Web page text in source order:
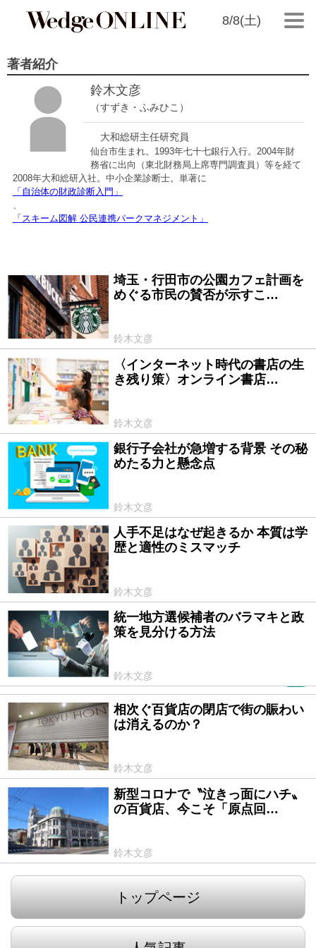
8/8(土)
著者紹介
鈴木文彦
（すずき・ふみひこ）
大和総研主任研究員
仙台市生まれ。1993年七十七銀行入行。2004年財
務省に出向（東北財務局上席専門調査員）等を経て
2008年大和総研入社。中小企業診断士。単著に
「自治体の財政診断入門」
、
「スキーム図解 公民連携パークマネジメント」
2025/05/09
埼玉・行田市の公園カフェ計画を
めぐる市民の賛否が示すこ…
鈴木文彦
2024/10/30
〈インターネット時代の書店の生
き残り策〉オンライン書店…
鈴木文彦
2023/10/03
銀行子会社が急増する背景 その秘
めたる力と懸念点
鈴木文彦
2023/07/06
人手不足はなぜ起きるか 本質は学
歴と適性のミスマッチ
鈴木文彦
2023/04/21
統一地方選候補者のバラマキと政
策を見分ける方法
鈴木文彦
2023/03/09
相次ぐ百貨店の閉店で街の賑わい
は消えるのか？
鈴木文彦
2020/06/25
新型コロナで〝泣きっ面にハチ〟
の百貨店、今こそ「原点回…
鈴木文彦
トップページ